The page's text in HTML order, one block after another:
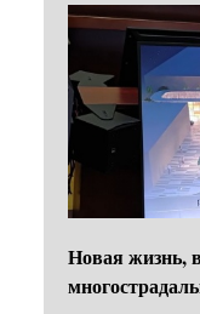
Новая жизнь,